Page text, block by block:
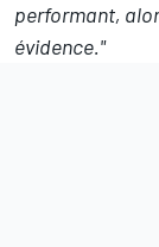
performant,
évidence."